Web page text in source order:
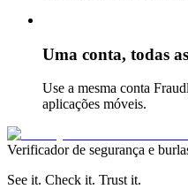
Uma conta, todas
Use a mesma conta
aplicações móveis.
Verificador de segurança e
See it. Check it. Trust it.